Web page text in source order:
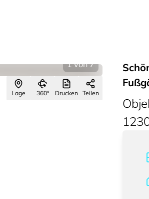
1 von 7
Lage 360° Drucken Teilen